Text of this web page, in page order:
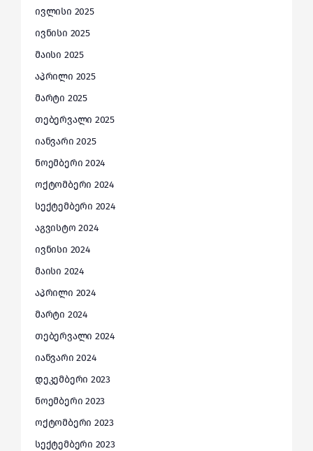
ივლისი 2025
ივნისი 2025
მაისი 2025
აპრილი 2025
მარტი 2025
თებერვალი 2025
იანვარი 2025
ნოემბერი 2024
ოქტომბერი 2024
სექტემბერი 2024
აგვისტო 2024
ივნისი 2024
მაისი 2024
აპრილი 2024
მარტი 2024
თებერვალი 2024
იანვარი 2024
დეკემბერი 2023
ნოემბერი 2023
ოქტომბერი 2023
სექტემბერი 2023